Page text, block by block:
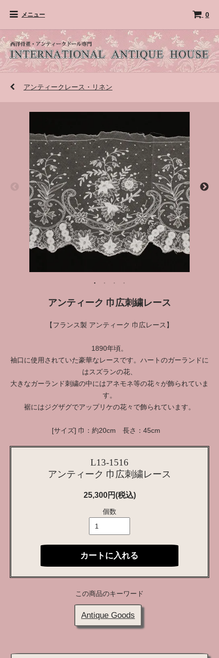
メニュー 0
アンティークレース・リネン
アンティーク 巾広刺繍レース
【フランス製 アンティーク 巾広レース】
1890年頃。
袖口に使用されていた豪華なレースです。ハートのガーランドに
はスズランの花、
大きなガーランド刺繍の中にはアネモネ等の花々が飾られていま
す。
裾にはジグザグでアップリケの花々で飾られています。
[サイズ] 巾：約20cm 長さ：45cm
L13-1516
アンティーク 巾広刺繍レース
25,300円(税込)
個数
カートに入れる
この商品のキーワード
Antique Goods